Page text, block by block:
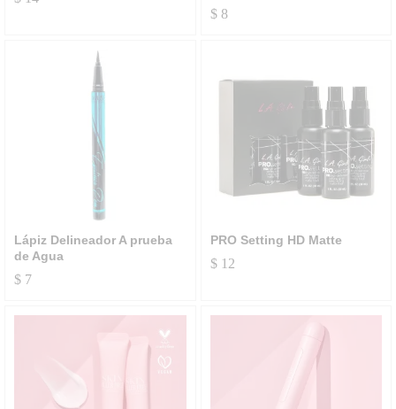
$8
Lápiz Delineador A prueba
de Agua
$ 7
PRO Setting HD Matte
$12